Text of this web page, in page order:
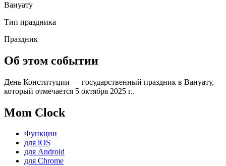
Вануату
Тип праздника
Праздник
Об этом событии
День Конституции — государственный праздник в Вануату,
который отмечается 5 октября 2025 г..
Mom Clock
Функции
для iOS
для Android
для Chrome